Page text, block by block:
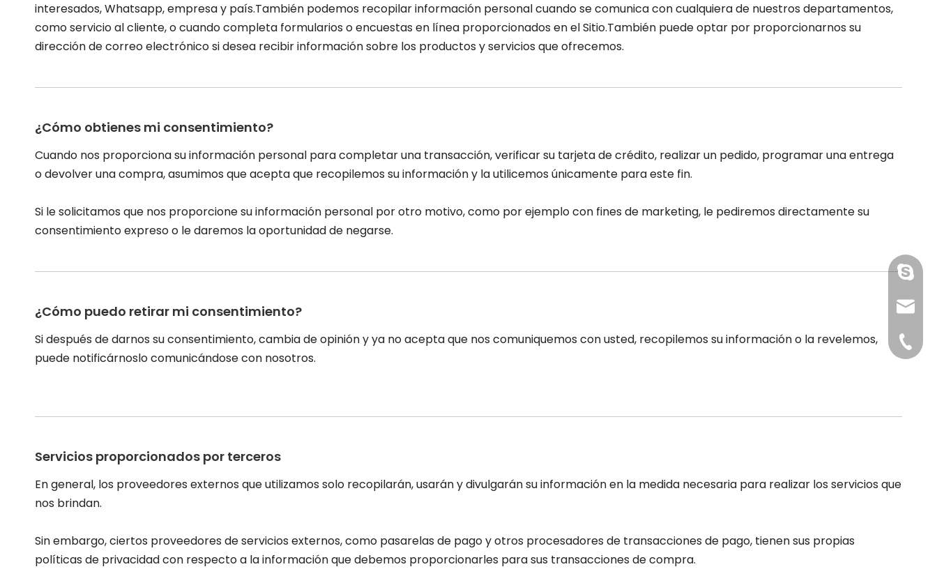
interesados, Whatsapp, empresa y país.También podemos recopilar información personal cuando se comunica con cualquiera de nuestros departamentos,
como servicio al cliente, o cuando completa formularios o encuestas en línea proporcionados en el Sitio.También puede optar por proporcionarnos su
dirección de correo electrónico si desea recibir información sobre los productos y servicios que ofrecemos.
¿Cómo obtienes mi consentimiento?
Cuando nos proporciona su información personal para completar una transacción, verificar su tarjeta de crédito, realizar un pedido, programar una entrega
o devolver una compra, asumimos que acepta que recopilemos su información y la utilicemos únicamente para este fin.
Si le solicitamos que nos proporcione su información personal por otro motivo, como por ejemplo con fines de marketing, le pediremos directamente su
consentimiento expreso o le daremos la oportunidad de negarse.
¿Cómo puedo retirar mi consentimiento?
Si después de darnos su consentimiento, cambia de opinión y ya no acepta que nos comuniquemos con usted, recopilemos su información o la revelemos,
puede notificárnoslo comunicándose con nosotros.
Servicios proporcionados por terceros
En general, los proveedores externos que utilizamos solo recopilarán, usarán y divulgarán su información en la medida necesaria para realizar los servicios que
nos brindan.
Sin embargo, ciertos proveedores de servicios externos, como pasarelas de pago y otros procesadores de transacciones de pago, tienen sus propias
políticas de privacidad con respecto a la información que debemos proporcionarles para sus transacciones de compra.
+86-